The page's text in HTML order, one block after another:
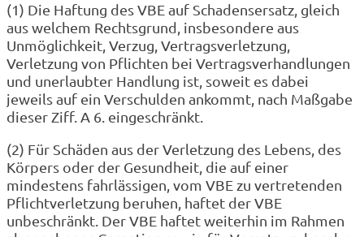
(1) Die Haftung des VBE auf Schadensersatz, gleich
aus welchem Rechtsgrund, insbesondere aus
Unmöglichkeit, Verzug, Vertragsverletzung,
Verletzung von Pflichten bei Vertragsverhandlungen
und unerlaubter Handlung ist, soweit es dabei
jeweils auf ein Verschulden ankommt, nach Maßgabe
dieser Ziff. A 6. eingeschränkt.
(2) Für Schäden aus der Verletzung des Lebens, des
Körpers oder der Gesundheit, die auf einer
mindestens fahrlässigen, vom VBE zu vertretenden
Pflichtverletzung beruhen, haftet der VBE
unbeschränkt. Der VBE haftet weiterhin im Rahmen